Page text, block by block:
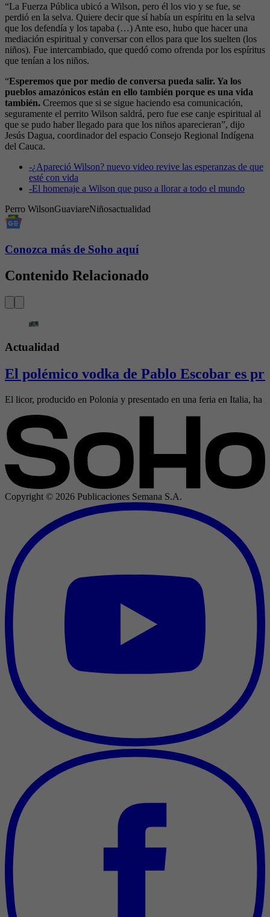
“La Fuerza Pública ubicó a Wilson, pero él los vio y se fue, se
perdió en la selva. Quiere decir que sí había un espíritu en la selva
que los defendía y los tapaba (…) Ante eso, hubo que hacer una
mediación espiritual y conversar con ellos para que los suelten (los
niños). Fue intercambiado, que quedó como ofrenda por los espíritus
que tenían a los niños.
“Esperemos que por medio de conversa pueda salir. Ya los
pueblos amazónicos están en ello también porque es una vida
también. Creemos que si se sigue haciendo esa comunicación,
seguramente el perrito Wilson saldrá, pero fue ese canje espiritual al
que se pudo haber llegado para que los niños aparecieran”, dijo
Jesús Dagua, coordinador del espacio Consejo Regional Indígena
del Cauca.
-¿Apareció Wilson? nuevo video revive las esperanzas de que
esté con vida
-El homenaje a Wilson que puso a llorar a todo el mundo
Perro WilsonGuaviareNiñosactualidad
Conozca más de Soho aquí
Contenido Relacionado
Actualidad
El polémico vodka de Pablo Escobar es
El licor, producido en Polonia y presentado en una feria en Italia, ha
Copyright © 2026 Publicaciones Semana S.A.